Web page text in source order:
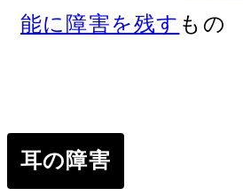
能に障害を残す もの
耳の障害